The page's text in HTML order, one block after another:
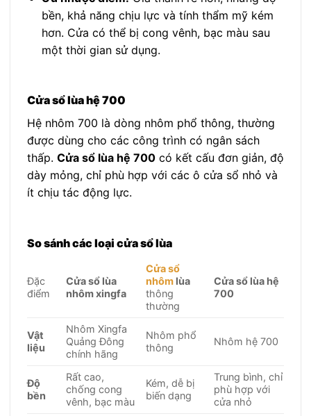
bền, khả năng chịu lực và tính thẩm mỹ kém
hơn. Cửa có thể bị cong vênh, bạc màu sau
một thời gian sử dụng.
Cửa sổ lùa hệ 700
Hệ nhôm 700 là dòng nhôm phổ thông, thường
được dùng cho các công trình có ngân sách
thấp. Cửa sổ lùa hệ 700 có kết cấu đơn giản, độ
dày mỏng, chỉ phù hợp với các ô cửa sổ nhỏ và
ít chịu tác động lực.
So sánh các loại cửa sổ lùa
Đặc
điểm
Cửa sổ lùa
nhôm xingfa
Cửa sổ
nhôm lùa
thông
thường
Cửa sổ lùa hệ
700
Vật
liệu
Nhôm Xingfa
Quảng Đông
chính hãng
Nhôm phổ
thông
Nhôm hệ 700
Độ
bền
Rất cao,
chống cong
vênh, bạc màu
Kém, dễ bị
biến dạng
Trung bình, chỉ
phù hợp với
cửa nhỏ